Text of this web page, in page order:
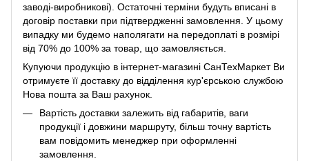
заводі-виробникові). Остаточні терміни будуть вписані в
договір поставки при підтвердженні замовлення. У цьому
випадку ми будемо наполягати на передоплаті в розмірі
від 70% до 100% за товар, що замовляється.
Купуючи продукцію в інтернет-магазині СанТехМаркет Ви
отримуєте її доставку до відділення кур'єрською службою
Нова пошта за Ваш рахунок.
Вартість доставки залежить від габаритів, ваги
продукції і довжини маршруту, більш точну вартість
вам повідомить менеджер при оформленні
замовлення.